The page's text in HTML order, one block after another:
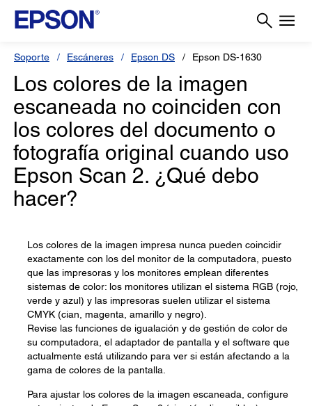
Soporte Escáneres Epson DS Epson DS-1630
Los colores de la imagen
escaneada no coinciden con
los colores del documento o
fotografía original cuando uso
Epson Scan 2. ¿Qué debo
hacer?
Los colores de la imagen impresa nunca pueden coincidir
exactamente con los del monitor de la computadora, puesto
que las impresoras y los monitores emplean diferentes
sistemas de color: los monitores utilizan el sistema RGB (rojo,
verde y azul) y las impresoras suelen utilizar el sistema
CMYK (cian, magenta, amarillo y negro).
Revise las funciones de igualación y de gestión de color de
su computadora, el adaptador de pantalla y el software que
actualmente está utilizando para ver si están afectando a la
gama de colores de la pantalla.
Para ajustar los colores de la imagen escaneada, configure